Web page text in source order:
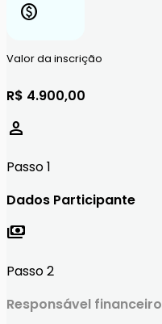
paid
Valor da inscrição
R$ 4.900,00
person
Passo 1
Dados Participante
payments
Passo 2
Responsável financeiro